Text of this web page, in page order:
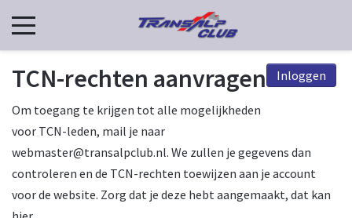
Inloggen
TCN-rechten aanvragen
Om toegang te krijgen tot alle mogelijkheden
voor TCN-leden, mail je naar
webmaster@transalpclub.nl. We zullen je gegevens dan
controleren en de TCN-rechten toewijzen aan je account
voor de website. Zorg dat je deze hebt aangemaakt, dat kan